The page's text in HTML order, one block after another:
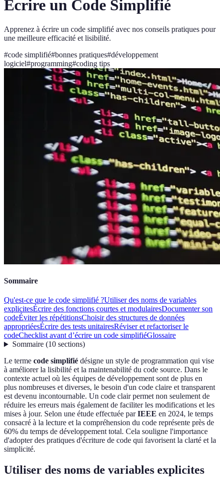
Écrire un Code Simplifié
Apprenez à écrire un code simplifié avec nos conseils pratiques pour
une meilleure efficacité et lisibilité.
#code simplifié#bonnes pratiques#développement
logiciel#programming#coding tips
Sommaire
Qu'est-ce que le code simplifié ?Utiliser des noms de variables
explicitesÉcrire des fonctions courtes et modulairesDocumenter son
codeÉviter les répétitionsChoisir des structures de données
appropriéesÉcrire des tests unitairesRéviser et refactoriser le
codeChecklist avant d’écrire un code simplifiéGlossaire
Sommaire(10 sections)
Le terme code simplifié désigne un style de programmation qui vise
à améliorer la lisibilité et la maintenabilité du code source. Dans le
contexte actuel où les équipes de développement sont de plus en
plus nombreuses et diverses, le besoin d'un code claire et transparent
est devenu incontournable. Un code clair permet non seulement de
réduire les erreurs mais également de faciliter les modifications et les
mises à jour. Selon une étude effectuée parIEEE en 2024, le temps
consacré à la lecture et la compréhension du code représente près de
60% du temps de développement total. Cela souligne l'importance
d'adopter des pratiques d'écriture de code qui favorisent la clarté et la
simplicité.
Utiliser des noms de variables explicites